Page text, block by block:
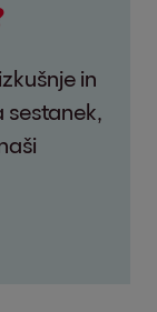
in
sestanek,